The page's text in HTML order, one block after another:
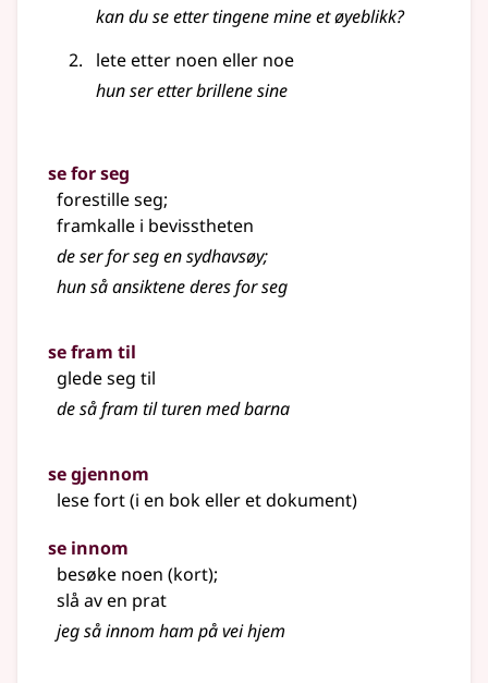
kan du se etter tingene mine et øyeblikk?
lete etter noen eller noe
hun ser etter brillene sine
se for seg
forestille seg;
framkalle i bevisstheten
de ser for seg en sydhavsøy;
hun så ansiktene deres for seg
se fram til
glede seg til
de så fram til turen med barna
se gjennom
lese fort (i en bok eller et dokument)
se innom
besøke noen (kort);
slå av en prat
jeg så innom ham på vei hjem